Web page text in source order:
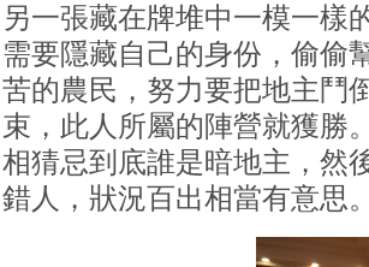
另一張藏在牌堆中一模一樣
需要隱藏自己的身份，偷偷
苦的農民，努力要把地主鬥
束，此人所屬的陣營就獲勝
相猜忌到底誰是暗地主，然
錯人，狀況百出相當有意思